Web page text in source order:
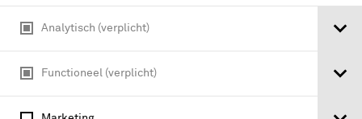
Analytisch (verplicht)
Functioneel (verplicht)